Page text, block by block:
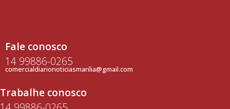
Fale conosco
14 99886-0265
comercialdiarionoticiasmarilia@gmail.com
Trabalhe conosco